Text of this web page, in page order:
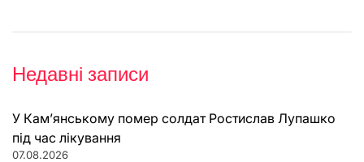
Недавні записи
У Кам’янському помер солдат Ростислав Лупашко
під час лікування
07.08.2026